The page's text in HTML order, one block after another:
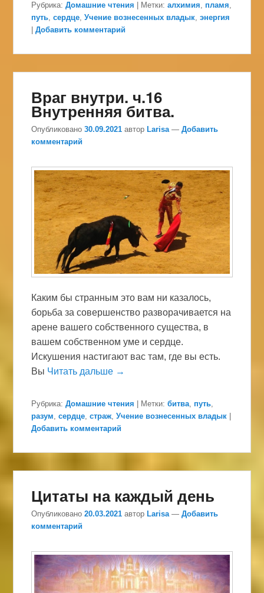
Рубрика: Домашние чтения Метки: алхимия, пламя,
путь,сердце,Учение вознесенных владык,энергия
|Добавить комментарий
Враг внутри. ч.16
Внутренняя битва.
Опубликовано30.09.2021 автор Larisa —Добавить
комментарий
Каким бы странным это вам ни казалось,
борьба за совершенство разворачивается на
арене вашего собственного существа, в
вашем собственном уме и сердце.
Искушения настигают вас там, где вы есть.
Вы Читать дальше →
Рубрика: Домашние чтения Метки: битва, путь,
разум,сердце,страж,Учение вознесенных владык
Добавить комментарий
Цитаты на каждый день
Опубликовано20.03.2021 автор Larisa —Добавить
комментарий